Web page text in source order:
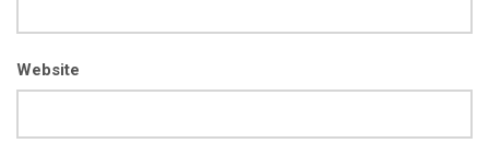
Website